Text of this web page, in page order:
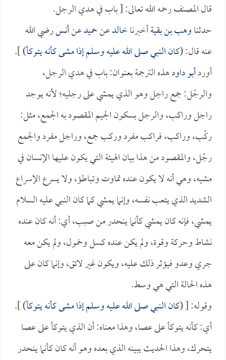
قال المصنف رحمه الله تعالى: [ باب في هدي الرجل.
حدثناوهب بن بقيةأخبرناخالدعنحميدعنأنسرضي الله
عنه قال: (كان النبي صلى الله عليه وسلم إذا مشى كأنه يتوكأ) ].
أوردأبو داودهذه الترجمة بعنوان: باب في هدي الرجل،
والرجْل: جمع راجل وهو الذي يمشي على رجليه؛ لأنه يوجد
راجل وراكب، والرجل بسكون الجيم المقصود به الجمع، مثل:
ركْب، وراكب، فراكب مفرد وركب جمع، وراجل مفرد والجمع
رجْل، والمقصود من هذا بيان الهيئة التي يكون عليها الإنسان في
مشيه، وهي أنه لا يكون عنده تماوت وتباطؤ، ولا يسرع الإسراع
الشديد الذي يتعب نفسه، وإنما يمشي كما كان النبي عليه السلام
يمشي، فإنه كان يمشي كأنما ينحدر من صبب، أي: أنه كان عنده
نشاط وحركة وقوة، ولم يكن عنده كسل وخمول، ولم يكن معه
جري وعدو فيؤثر ذلك عليه، ويكون غير لائق، وإنما كان على
هذه الحالة التي هي وسط.
وقوله: [ (كان النبي صلى الله عليه وسلم إذا مشى كأنه يتوكأ) ].
أي: كأنه يتوكأ على عصا، وهذا معناه: أن الذي يتوكأ على عصا
يتحرك، وهذا الحديث يبينه الذي بعده وهو أنه كان كأنما ينحدر